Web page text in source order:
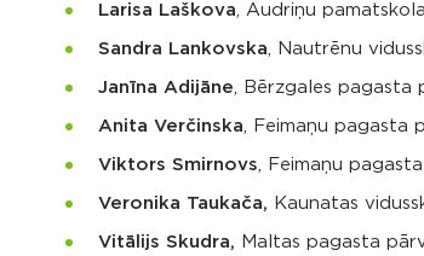
Larisa Laškova, Audriņu
Sandra Lankovska, Nautrēnu
Janīna Adijāne, Bērzgales pagasta
Anita Verčinska, Feimaņu pagasta
Viktors Smirnovs, Feimaņu
Veronika Taukača, Kaunatas
Vitālijs Skudra, Maltas pagasta